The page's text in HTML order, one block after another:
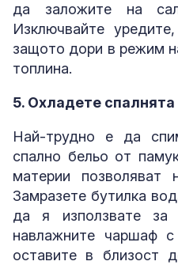
да заложите на
Изключвайте
защото дори в режим
топлина.
5. Охладете
Най-трудно е да
спално бельо от
материи
Замразете бутилка
да я използвате
навлажните чаршаф
оставите в близост